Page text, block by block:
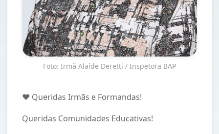
Foto: Irmã Alaíde Deretti / Inspetora BAP
♥ Queridas Irmãs e Formandas!
Queridas Comunidades Educativas!